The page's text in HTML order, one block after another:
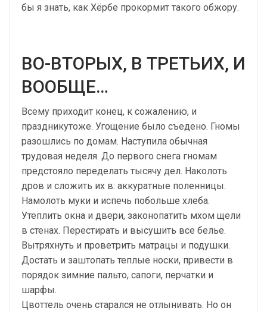
бы я знать, как Хёрбе прокормит такого обжору.
ВО-ВТОРЫХ, В ТРЕТЬИХ, И
ВООБЩЕ…
Всему приходит конец, к сожалению, и
праздникутоже. Угощение было съедено. Гномы
разошлись по домам. Наступила обычная
трудовая неделя. До первого снега гномам
предстояло переделать тысячу дел. Наколоть
дров и сложить их в: аккуратные поленницы.
Намолоть муки и испечь побольше хлеба.
Утеплить окна и двери, законопатить мхом щели
в стенах. Перестирать и высушить все белье.
Вытряхнуть и проветрить матрацы и подушки.
Достать и заштопать теплые носки, привести в
порядок зимние пальто, сапоги, перчатки и
шарфы.
Цвоттель очень старался не отлынивать. Но он